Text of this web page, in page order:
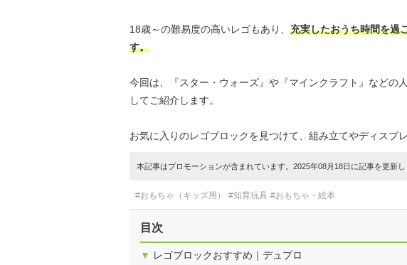
18歳～の難易度の高いレゴもあり、 充実したおうち時間を過
す。
今回は、『スター・ウォーズ』や『マインクラフト』などの
してご紹介します。
お気に入りのレゴブロックを見つけて、組み立てやディスプ
本記事はプロモーションが含まれています。2025年08月18日に記事を更新し
#おもちゃ（キッズ用） #知育玩具 #おもちゃ・絵本
目次
▼ レゴブロックおすすめ｜デュプロ